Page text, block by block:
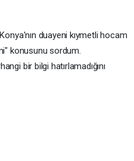
duayeni kıymetli hocam
konusunu sordum.
bir bilgi hatırlamadığını